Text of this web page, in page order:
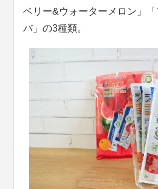
ベリー&ウォーターメロン」
バ」の3種類。